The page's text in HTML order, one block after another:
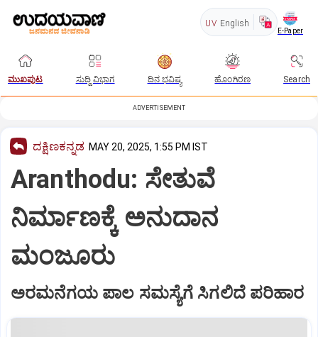
UV English
E-Paper
ಮುಖಪುಟ ಸುದ್ದಿ ವಿಭಾಗ ದಿನ ಭವಿಷ್ಯ ಹೊಂಗಿರಣ Search
ADVERTISEMENT
ದಕ್ಷಿಣಕನ್ನಡ MAY 20, 2025, 1:55 PM IST
Aranthodu: ಸೇತುವೆ
ನಿರ್ಮಾಣಕ್ಕೆ ಅನುದಾನ
ಮಂಜೂರು
ಅರಮನೆಗಯ ಪಾಲ ಸಮಸ್ಯೆಗೆ ಸಿಗಲಿದೆ ಪರಿಹಾರ